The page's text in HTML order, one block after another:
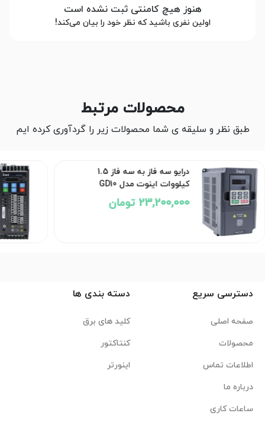
هنوز هیچ کامنتی ثبت نشده است
اولین نفری باشید که نظر خود را بیان می‌کند!
محصولات مرتبط
طبق نظر و سلیقه ی شما محصولات زیر را گردآوری کرده ایم
درایو سه فاز به سه فاز 1.5
کیلووات اینوت مدل GD10
23,200,000 تومان
دسترسی سریع
صفحه اصلی
محصولات
اطلاعات تماس
درباره ما
ساعات کاری
دسته بندی ها
کلید های برق
کنتاکتور
اینورتر